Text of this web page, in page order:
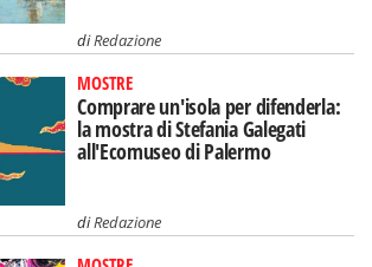
diRedazione
MOSTRE
Comprare un'isola per difenderla:
la mostra di Stefania Galegati
all'Ecomuseo di Palermo
diRedazione